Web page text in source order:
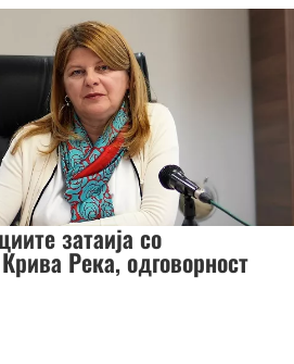
затаија со
Река, одговорност